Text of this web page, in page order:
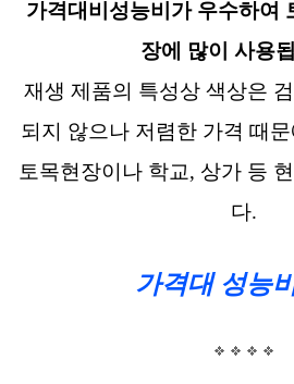
가격대비성능비가 우수하여
장에 많이 사용
재생 제품의 특성상 색상은
되지 않으나 저렴한 가격 때
토목현장이나 학교, 상가 등
다.
가격대 성능